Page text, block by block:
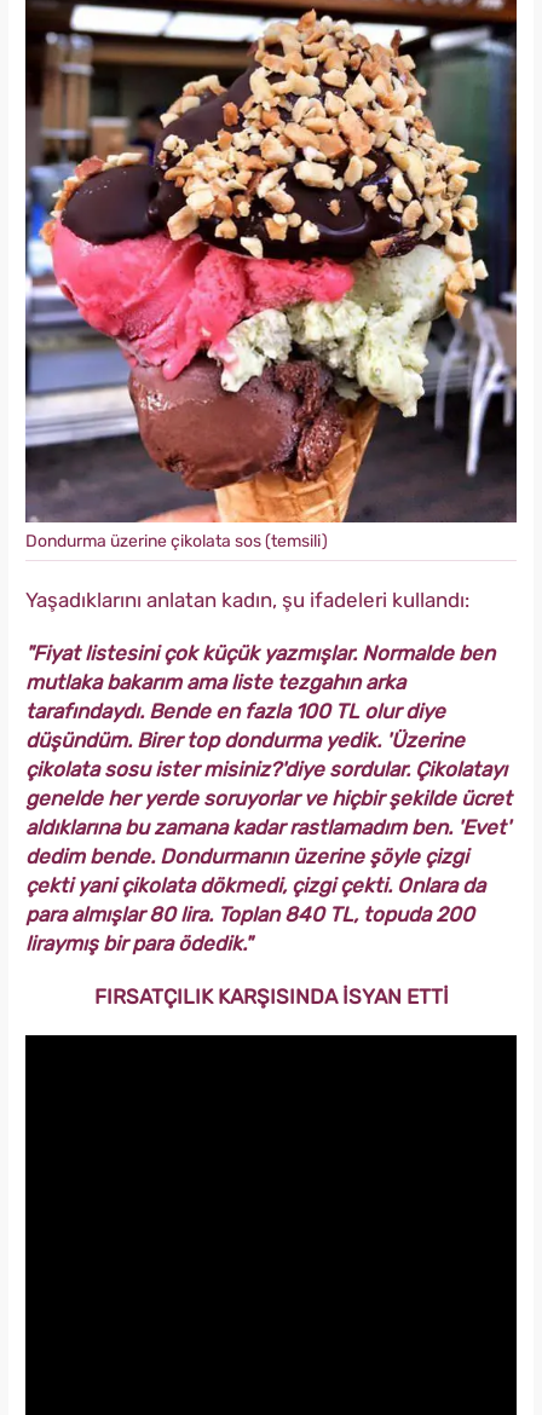
Dondurma üzerine çikolata sos (temsili)
Yaşadıklarını anlatan kadın, şu ifadeleri kullandı:
"Fiyat listesini çok küçük yazmışlar. Normalde ben
mutlaka bakarım ama liste tezgahın arka
tarafındaydı. Bende en fazla 100 TL olur diye
düşündüm. Birer top dondurma yedik. 'Üzerine
çikolata sosu ister misiniz?'diye sordular. Çikolatayı
genelde her yerde soruyorlar ve hiçbir şekilde ücret
aldıklarına bu zamana kadar rastlamadım ben. 'Evet'
dedim bende. Dondurmanın üzerine şöyle çizgi
çekti yani çikolata dökmedi, çizgi çekti. Onlara da
para almışlar 80 lira. Toplan 840 TL, topuda 200
liraymış bir para ödedik."
FIRSATÇILIK KARŞISINDA İSYAN ETTİ